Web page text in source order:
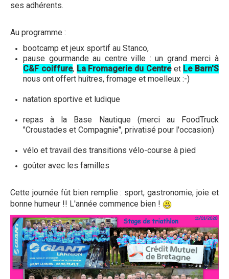
ses adhérents.
Au programme :
bootcamp et jeux sportif au Stanco,
pause gourmande au centre ville : un grand merci à
C&F coiffure, La Fromagerie du Centreet Le Barn'S
nous ont offert huîtres, fromage et moelleux :-)
natation sportive et ludique
repas à la Base Nautique (merci au FoodTruck
"Croustades et Compagnie", privatisé pour l'occasion)
vélo et travail des transitions vélo-course à pied
goûter avec les familles
Cette journée fût bien remplie : sport, gastronomie, joie et
bonne humeur !! L'année commence bien !